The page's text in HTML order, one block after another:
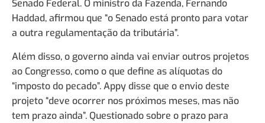
Senado Federal. O ministro da Fazenda, Fernando
Haddad, afirmou que “o Senado está pronto para votar
a outra regulamentação da tributária”.
Além disso, o governo ainda vai enviar outros projetos
ao Congresso, como o que define as alíquotas do
“imposto do pecado”. Appy disse que o envio deste
projeto “deve ocorrer nos próximos meses, mas não
tem prazo ainda”. Questionado sobre o prazo para